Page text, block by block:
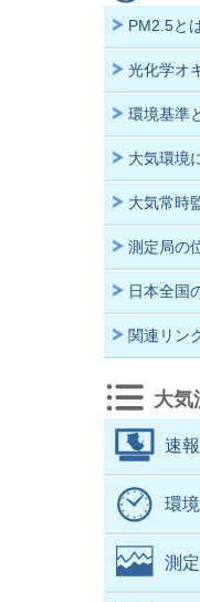
PM2.5と
光化学オ
環境基準
大気環境
大気常時
測定局の
日本全国
関連リン
大気
速
環
測